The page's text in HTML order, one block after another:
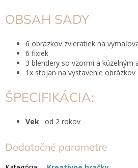
OBSAH SADY
6 obrázkov zvieratiek na
6 fixiek
3 blendery so vzormi a kúzelným
1x stojan na vystavenie obrázkov
ŠPECIFIKÁCIA:
Vek : od 2 rokov
Dodatočné parametre